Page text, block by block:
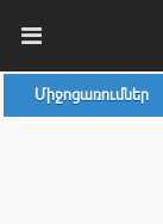
Միջոցառումներ